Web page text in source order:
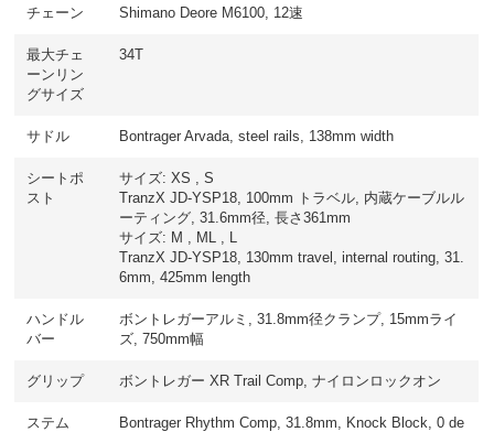
チェーン Shimano Deore M6100, 12速
最大チェ
ーンリン
グサイズ
34T
サドル Bontrager Arvada, steel rails, 138mm width
シートポ
スト
サイズ: XS , S
TranzX JD-YSP18, 100mm トラベル, 内蔵ケーブルル
ーティング, 31.6mm径, 長さ361mm
サイズ: M , ML , L
TranzX JD-YSP18, 130mm travel, internal routing, 31.
6mm, 425mm length
ハンドル
バー
ボントレガーアルミ, 31.8mm径クランプ, 15mmライ
ズ, 750mm幅
グリップ ボントレガー XR Trail Comp, ナイロンロックオン
ステム
Bontrager Rhythm Comp, 31.8mm, Knock Block, 0 de